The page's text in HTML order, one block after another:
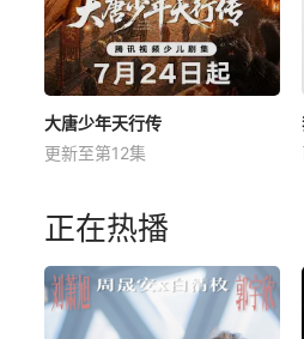
大唐少年天行传
更新至第12集
正在热播